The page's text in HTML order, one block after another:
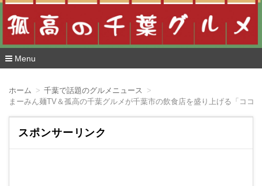
Menu
ホーム
千葉で話題のグルメニュース
まーみん麺TV＆孤高の千葉グルメが千葉市の飲食店を盛り上げる「ココ
スポンサーリンク